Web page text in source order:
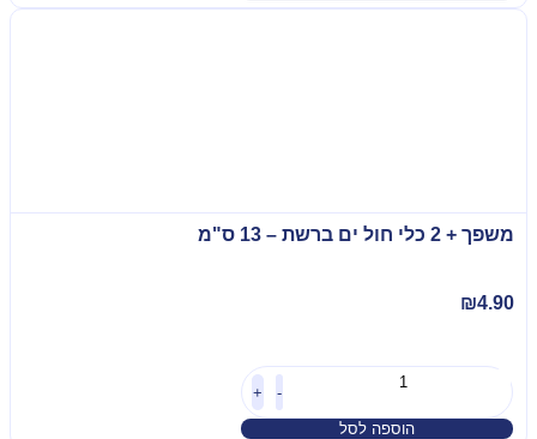
משפך + 2 כלי חול ים ברשת – 13 ס"מ
₪4.90
+
הוספה לסל